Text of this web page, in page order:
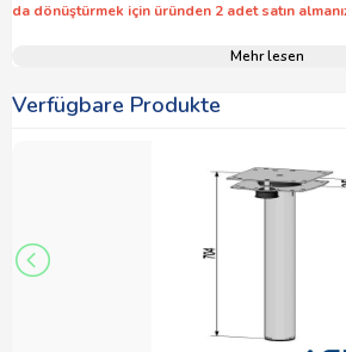
da dönüştürmek için üründen 2 adet satın
Mehr lesen
Verfügbare Produkte